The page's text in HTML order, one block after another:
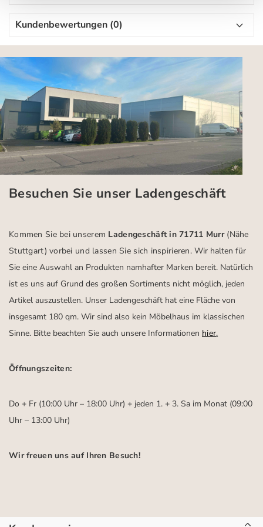
Kundenbewertungen (0)
Besuchen Sie unser Ladengeschäft
Kommen Sie bei unserem Ladengeschäft in 71711 Murr (Nähe
Stuttgart) vorbei und lassen Sie sich inspirieren.Wir halten für
Sie eine Auswahl an Produkten namhafter Marken bereit. Natürlich
ist es uns auf Grund des großen Sortiments nicht möglich, jeden
Artikel auszustellen. Unser Ladengeschäft hat eine Fläche von
insgesamt 180 qm. Wir sind also kein Möbelhaus im klassischen
Sinne. Bitte beachten Sie auch unsere Informationen hier.
Öffnungszeiten:
Do + Fr (10:00 Uhr – 18:00 Uhr) + jeden 1. + 3. Sa im Monat (09:00
Uhr – 13:00 Uhr)
Wir freuen uns auf Ihren Besuch!